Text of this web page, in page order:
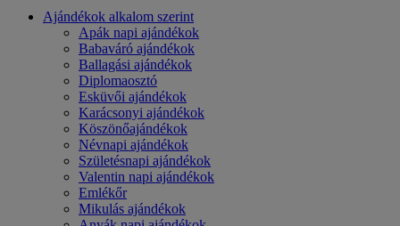
Ajándékok alkalom szerint
Apák napi ajándékok
Babaváró ajándékok
Ballagási ajándékok
Diplomaosztó
Esküvői ajándékok
Karácsonyi ajándékok
Köszönőajándékok
Névnapi ajándékok
Születésnapi ajándékok
Valentin napi ajándékok
Emlékőr
Mikulás ajándékok